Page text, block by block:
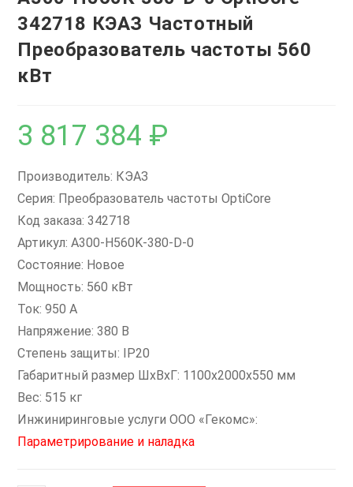
342718 КЭАЗ Частотный
Преобразователь частоты 560
кВт
3 817 384 ₽
Производитель: КЭАЗ
Серия: Преобразователь частоты OptiCore
Код заказа: 342718
Артикул: A300-H560K-380-D-0
Состояние: Новое
Мощность: 560 кВт
Ток: 950 А
Напряжение: 380 В
Степень защиты: IP20
Габаритный размер ШхВхГ: 1100x2000x550 мм
Вес: 515 кг
Инжиниринговые услуги ООО «Гекомс»:
Параметрирование и наладка